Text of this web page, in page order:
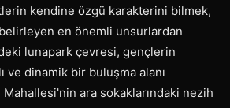
kendine özgü karakterini bilmek,
belirleyen en önemli unsurlardan
lunapark çevresi, gençlerin
ve dinamik bir buluşma alanı
ara sokaklarındaki nezih